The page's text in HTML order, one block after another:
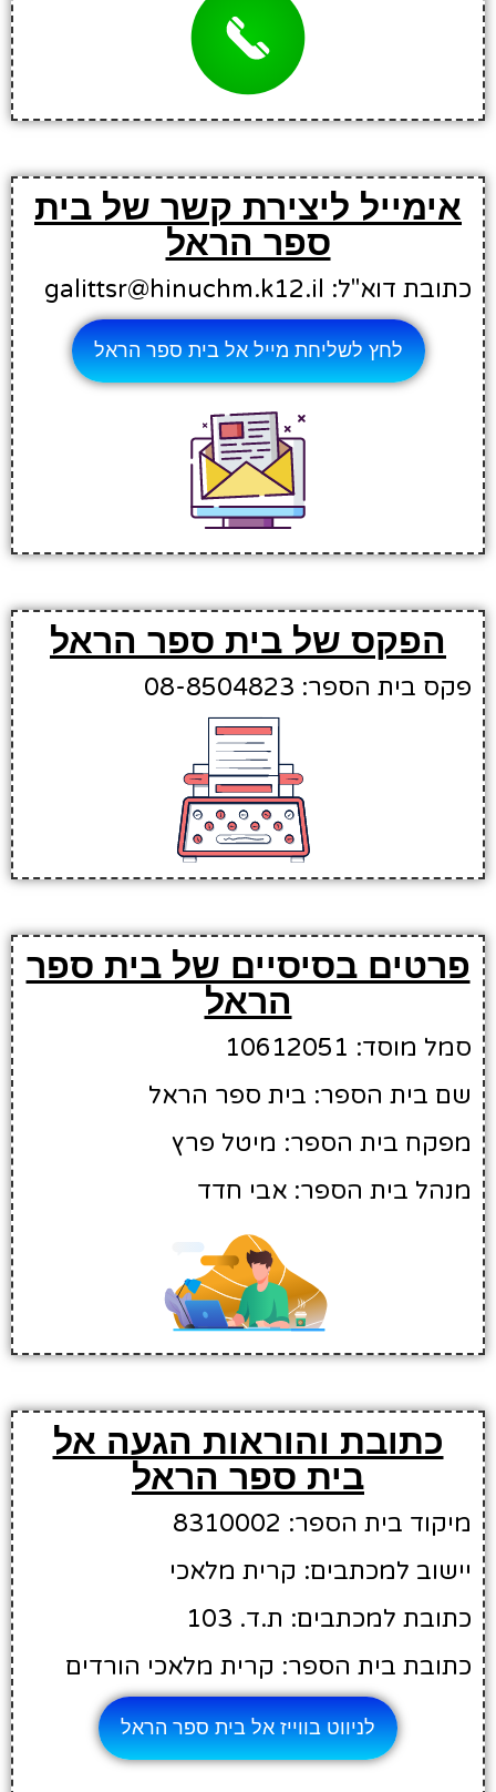
אימייל ליצירת קשר של בית
ספר הראל
כתובת דוא"ל: galittsr@hinuchm.k12.il
לחץ לשליחת מייל אל בית ספר הראל
הפקס של בית ספר הראל
פקס בית הספר: 08-8504823
פרטים בסיסיים של בית ספר
הראל
סמל מוסד: 10612051
שם בית הספר: בית ספר הראל
מפקח בית הספר: מיטל פרץ
מנהל בית הספר: אבי חדד
כתובת והוראות הגעה אל
בית ספר הראל
מיקוד בית הספר: 8310002
יישוב למכתבים: קרית מלאכי
כתובת למכתבים: ת.ד. 103
כתובת בית הספר: קרית מלאכי הורדים
לניווט בווייז אל בית ספר הראל